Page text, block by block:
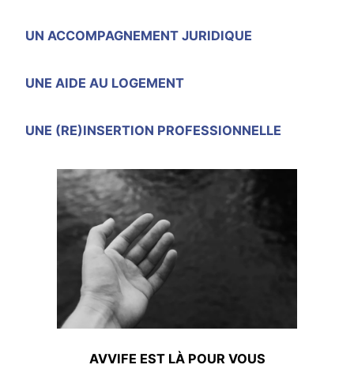
UN ACCOMPAGNEMENT JURIDIQUE
UNE AIDE AU LOGEMENT
UNE (RE)INSERTION PROFESSIONNELLE
AVVIFE EST LÀ POUR VOUS